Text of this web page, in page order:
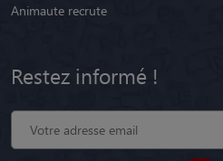
Animaute recrute
Restez informé !